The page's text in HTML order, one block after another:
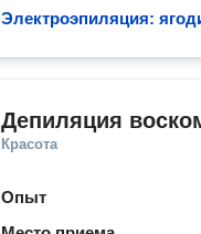
Электроэпиляция:
Депиляция
Красота
Опыт